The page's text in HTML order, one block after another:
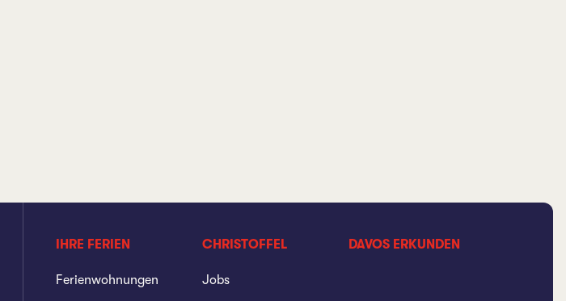
IHRE FERIEN
Ferienwohnungen
CHRISTOFFEL
Jobs
DAVOS ERKUNDEN